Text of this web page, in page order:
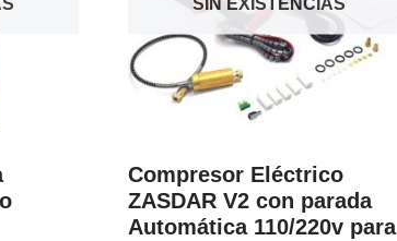
Compresor Eléctrico
ZASDAR V2 con parada
Automática 110/220v para